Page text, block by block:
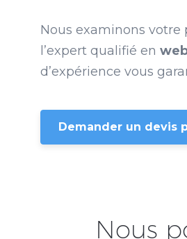
Nous examinons
l’expert qualifié en
d’expérience vous
Demander un devis
Nous